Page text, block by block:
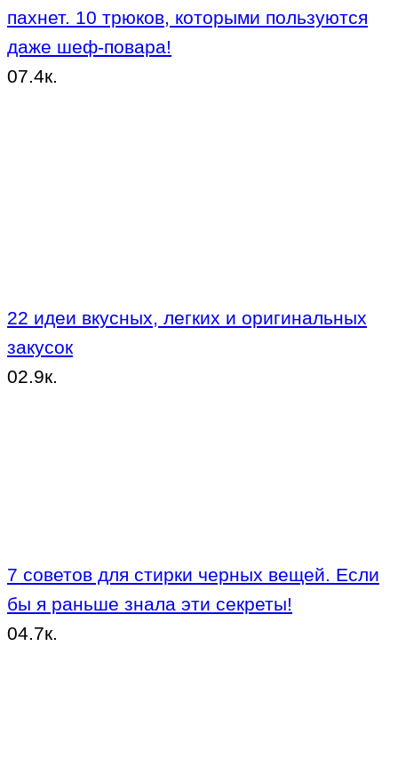
пахнет. 10 трюков, которыми пользуются
даже шеф-повара!
07.4к.
22 идеи вкусных, легких и оригинальных
закусок
02.9к.
7 советов для стирки черных вещей. Если
бы я раньше знала эти секреты!
04.7к.